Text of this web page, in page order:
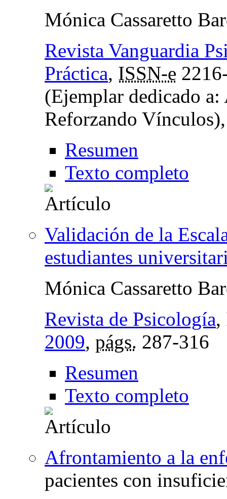
Mónica Cassaretto
Revista Vanguardia
Práctica, ISSN-e
(Ejemplar dedicado
Reforzando
Resumen
Texto completo
Validación de la
estudiantes
Mónica Cassaretto
Revista de Psicología,
2009, págs. 287-316
Resumen
Texto completo
Afrontamiento a la
pacientes con